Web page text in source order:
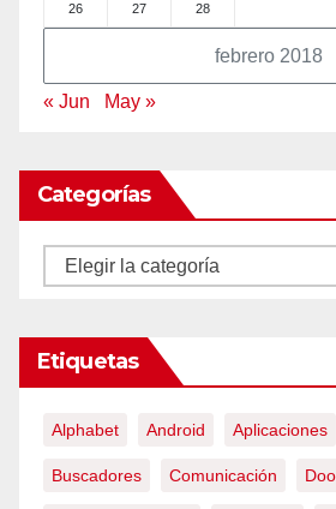
febrero 2018
26 27 28
« Jun May »
Categorías
Categorías
Etiquetas
Alphabet Android Aplicaciones
Buscadores Comunicación